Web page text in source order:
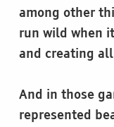
among other
run wild when
and creating
And in those
represented